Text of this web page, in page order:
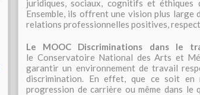
juridiques, sociaux, cognitifs et
Ensemble, ils offrent une vision plus large
relations professionnelles positives,
Le MOOC Discriminations dans le
le Conservatoire National des Arts et
garantir un environnement de travail
discrimination. En effet, que ce soit en
progression de carrière ou même dans le